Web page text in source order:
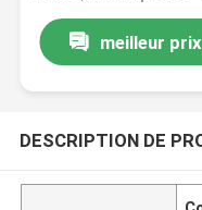
meilleur prix
DESCRIPTION DE